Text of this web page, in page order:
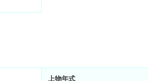
上物年式